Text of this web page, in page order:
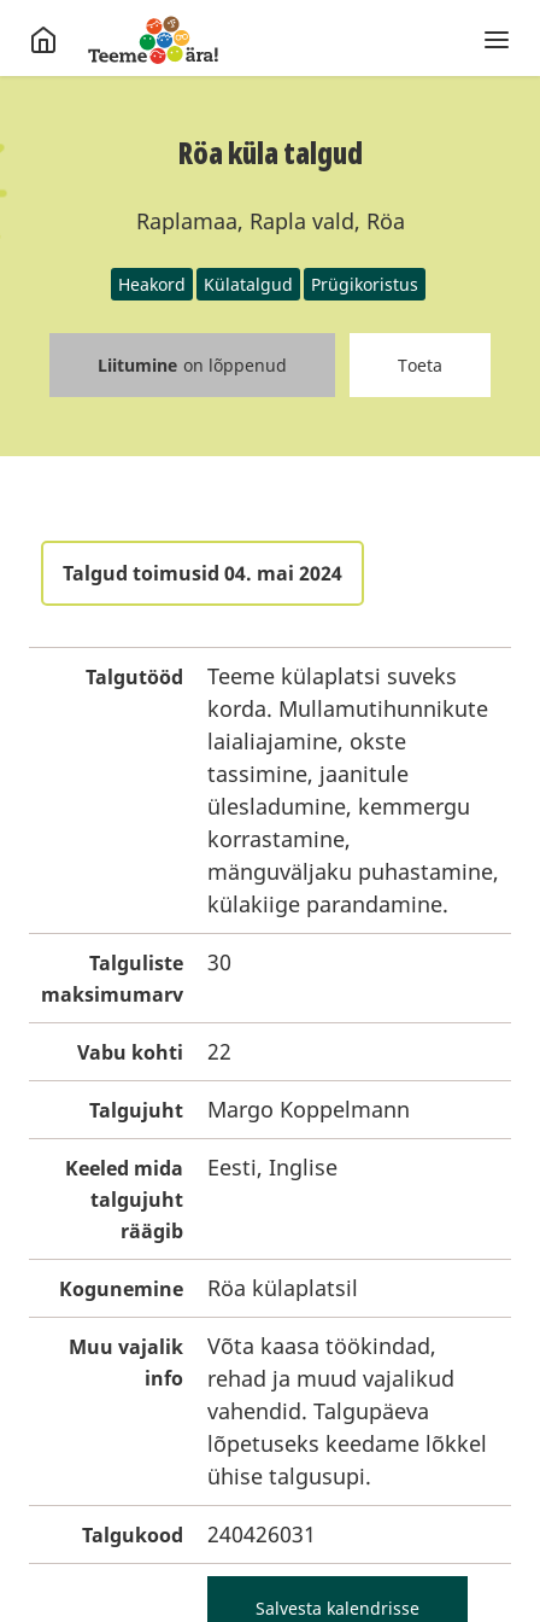
Röa küla talgud
Raplamaa, Rapla vald, Röa
Heakord Külatalgud Prügikoristus
Liitumine on lõppenud Toeta
Talgud toimusid 04. mai 2024
Talgutööd
Teeme külaplatsi suveks
korda. Mullamutihunnikute
laialiajamine, okste
tassimine, jaanitule
ülesladumine, kemmergu
korrastamine,
mänguväljaku puhastamine,
külakiige parandamine.
Talguliste
maksimumarv
30
Vabu kohti 22
Talgujuht Margo Koppelmann
Keeled mida
talgujuht
räägib
Eesti, Inglise
Kogunemine Röa külaplatsil
Muu vajalik
info
Võta kaasa töökindad,
rehad ja muud vajalikud
vahendid. Talgupäeva
lõpetuseks keedame lõkkel
ühise talgusupi.
Talgukood 240426031
Salvesta kalendrisse